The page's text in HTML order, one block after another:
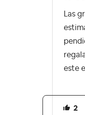
Las
este
2